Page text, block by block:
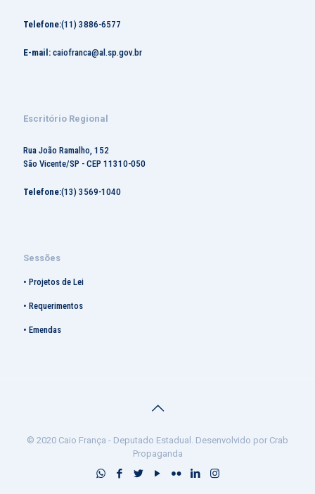
Telefone:(11) 3886-6577
E-mail: caiofranca@al.sp.gov.br
Escritório Regional
Rua João Ramalho, 152
São Vicente/SP - CEP 11310-050
Telefone:(13) 3569-1040
Sessões
• Projetos de Lei
• Requerimentos
• Emendas
© 2020 Caio França - Deputado Estadual. Desenvolvido por Crab
Propaganda